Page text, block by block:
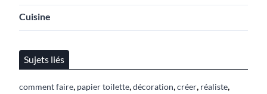
Cuisine
Sujets liés
comment faire, papier toilette,décoration,créer, réaliste,